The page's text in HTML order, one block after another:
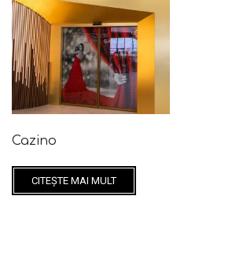
Cazino
CITEȘTE MAI MULT